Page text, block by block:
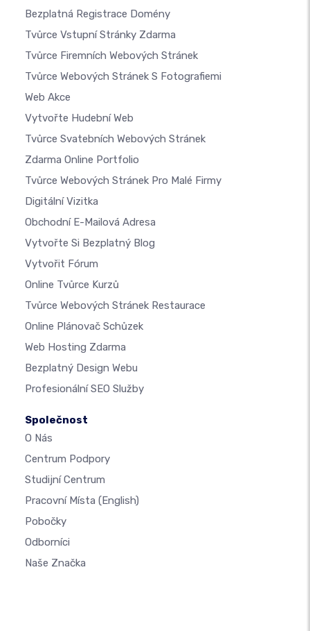
Bezplatná Registrace Domény
Tvůrce Vstupní Stránky Zdarma
Tvůrce Firemních Webových Stránek
Tvůrce Webových Stránek S Fotografiemi
Web Akce
Vytvořte Hudební Web
Tvůrce Svatebních Webových Stránek
Zdarma Online Portfolio
Tvůrce Webových Stránek Pro Malé Firmy
Digitální Vizitka
Obchodní E-Mailová Adresa
Vytvořte Si Bezplatný Blog
Vytvořit Fórum
Online Tvůrce Kurzů
Tvůrce Webových Stránek Restaurace
Online Plánovač Schůzek
Web Hosting Zdarma
Bezplatný Design Webu
Profesionální SEO Služby
Společnost
O Nás
Centrum Podpory
Studijní Centrum
Pracovní Místa (English)
Pobočky
Odborníci
Naše Značka